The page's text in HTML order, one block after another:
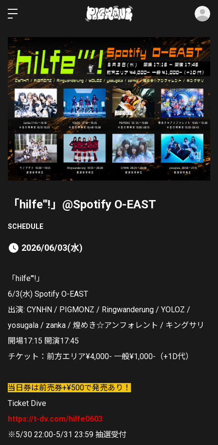
「hilfe'''!」@Spotify O-EAST
SCHEDULE
2026/06/03(水)
「hilfe'''!」
6/3(水) Spotify O-EAST
出演: CYNHN / PIGMONZ / Ringwanderung / YOLOZ /
yosugala / zanka / 煌めき☆アンフォレント / キングサリ
開場17:15 開演17:45
チケット：前方エリア¥4,000- 一般¥1,000-（+1D代）
当日券は前売券+¥500で発売あり！
Ticket Dive
https://t-dv.com/hilfe0603
※5/30 22:00-5/31 23:59 抽選受付